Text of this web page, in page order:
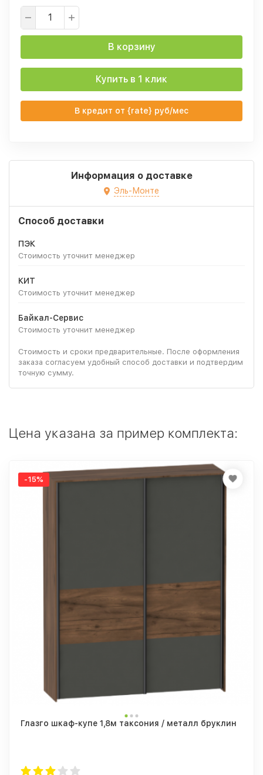
В корзину
Купить в 1 клик
В кредит от {rate} руб/мес
Информация о доставке
Эль-Монте
Способ доставки
ПЭК
Стоимость уточнит менеджер
КИТ
Стоимость уточнит менеджер
Байкал-Сервис
Стоимость уточнит менеджер
Стоимость и сроки предварительные. После оформления
заказа согласуем удобный способ доставки и подтвердим
точную сумму.
Цена указана за пример комплекта:
-15%
Глазго шкаф-купе 1,8м таксония / металл бруклин